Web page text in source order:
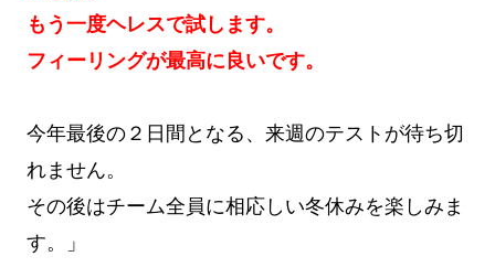
もう一度ヘレスで試します。
フィーリングが最高に良いです。
今年最後の２日間となる、来週のテストが待ち切
れません。
その後はチーム全員に相応しい冬休みを楽しみま
す。」